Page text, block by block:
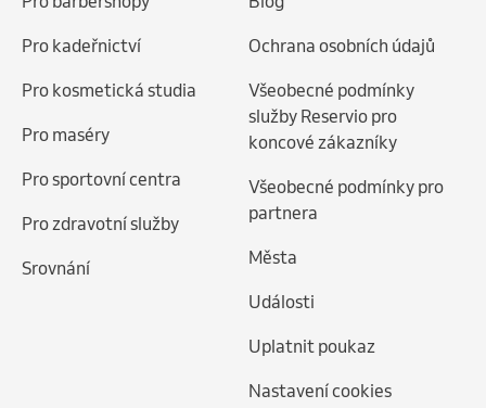
Pro kadeřnictví
Pro kosmetická studia
Pro maséry
Pro sportovní centra
Pro zdravotní služby
Srovnání
Ochrana osobních údajů
Všeobecné podmínky
služby Reservio pro
koncové zákazníky
Všeobecné podmínky pro
partnera
Města
Události
Uplatnit poukaz
Nastavení cookies